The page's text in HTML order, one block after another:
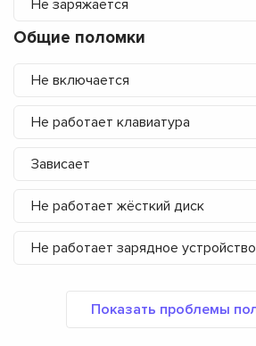
Не заряжается
Общие поломки
Не включается
Не работает клавиатура
Зависает
Не работает жёсткий диск
Не работает зарядное устройство